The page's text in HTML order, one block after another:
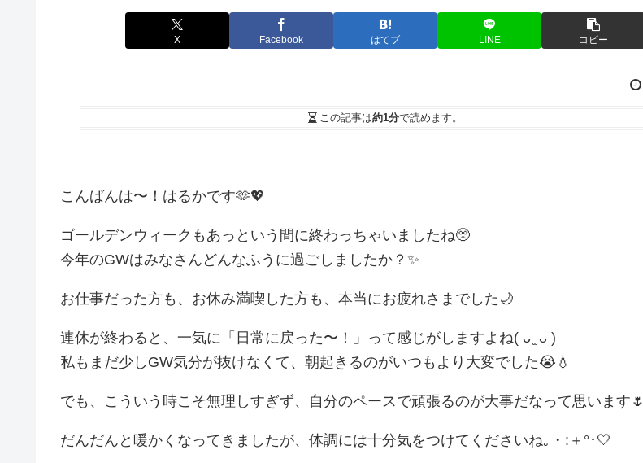
X Facebook はてブ LINE コピー
この記事は約1分で読めます。
こんばんは〜！はるかです🫶💖
ゴールデンウィークもあっという間に終わっちゃいましたね🥺
今年のGWはみなさんどんなふうに過ごしましたか？✨
お仕事だった方も、お休み満喫した方も、本当にお疲れさまでした🌙
連休が終わると、一気に「日常に戻った〜！」って感じがしますよね( ᴗ ̫ ᴗ )
私もまだ少しGW気分が抜けなくて、朝起きるのがいつもより大変でした😭💧
でも、こういう時こそ無理しすぎず、自分のペースで頑張るのが大事だなって思います🌷
だんだんと暖かくなってきましたが、体調には十分気をつけてくださいね｡・:＋°･‎🤍